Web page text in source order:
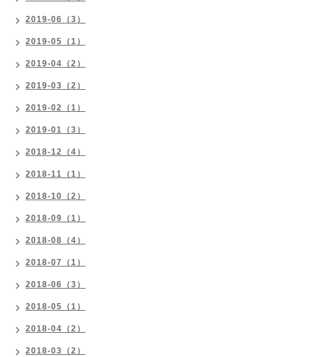
2019-06（3）
2019-05（1）
2019-04（2）
2019-03（2）
2019-02（1）
2019-01（3）
2018-12（4）
2018-11（1）
2018-10（2）
2018-09（1）
2018-08（4）
2018-07（1）
2018-06（3）
2018-05（1）
2018-04（2）
2018-03（2）